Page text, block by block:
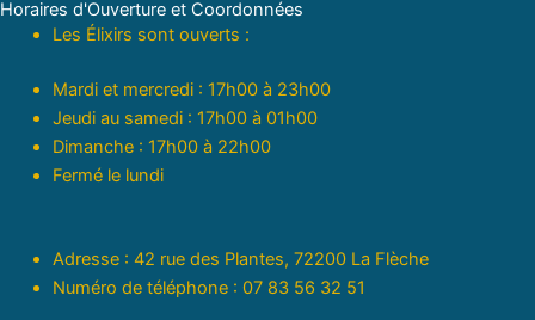
Horaires d'Ouverture et Coordonnées
Les Élixirs sont ouverts :
Mardi et mercredi : 17h00 à 23h00
Jeudi au samedi : 17h00 à 01h00
Dimanche : 17h00 à 22h00
Fermé le lundi
Adresse : 42 rue des Plantes, 72200 La Flèche
Numéro de téléphone : 07 83 56 32 51